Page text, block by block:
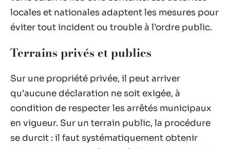
locales et nationales adaptent les mesures pour
éviter tout incident ou trouble à l’ordre public.
Terrains privés et publics
Sur une propriété privée, il peut arriver
qu’aucune déclaration ne soit exigée, à
condition de respecter les arrêtés municipaux
en vigueur. Sur un terrain public, la procédure
se durcit : il faut systématiquement obtenir